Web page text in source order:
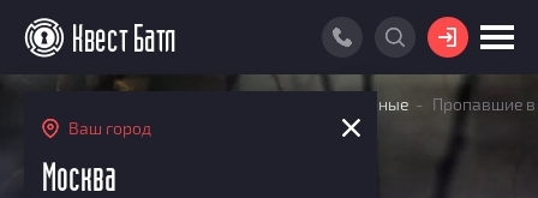
Ваш город
Москва
ВОЙТИ
Квесты детективные
Пропавшие в
Лесу